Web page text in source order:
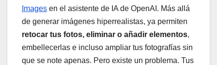
Images en el asistente de IA de OpenAI. Más allá
de generar imágenes hiperrealistas, ya permiten
retocar tus fotos, eliminar o añadir elementos,
embellecerlas e incluso ampliar tus fotografías sin
que se note apenas. Pero existe un problema. Tus